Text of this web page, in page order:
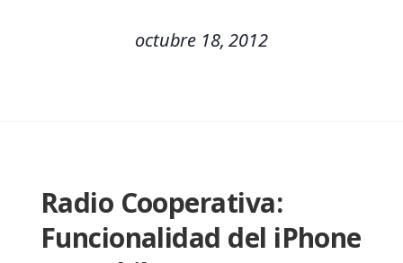
octubre 18, 2012
Radio Cooperativa:
Funcionalidad del iPhone